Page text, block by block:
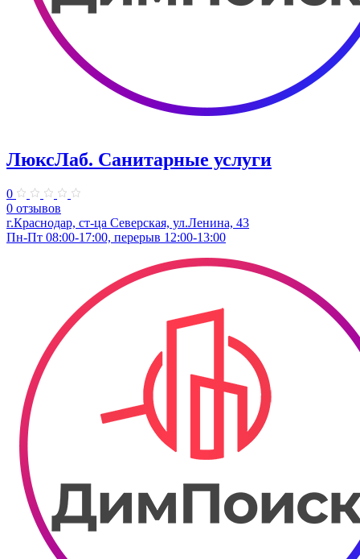
ЛюксЛаб. Санитарные услуги
0
0 отзывов
г.Краснодар, ст-ца Северская, ул.Ленина, 43
Пн-Пт 08:00-17:00, перерыв 12:00-13:00